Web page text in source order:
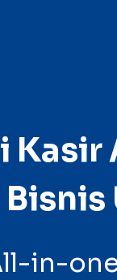
Kasir
in-